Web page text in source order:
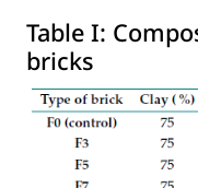
Table I:
bricks